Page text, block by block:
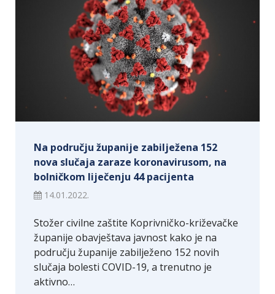
Na području županije zabilježena 152
nova slučaja zaraze koronavirusom, na
bolničkom liječenju 44 pacijenta
14.01.2022.
Stožer civilne zaštite Koprivničko-križevačke
županije obavještava javnost kako je na
području županije zabilježeno 152 novih
slučaja bolesti COVID-19, a trenutno je
aktivno…